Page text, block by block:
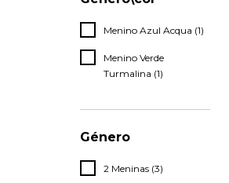
Menino Azul Acqua (1)
Menino Verde
Turmalina (1)
Género
2 Meninas (3)